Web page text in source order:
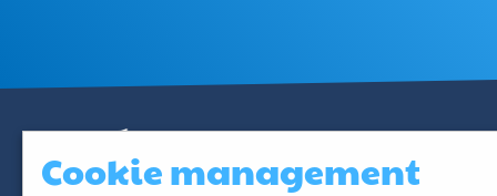
Cookie management